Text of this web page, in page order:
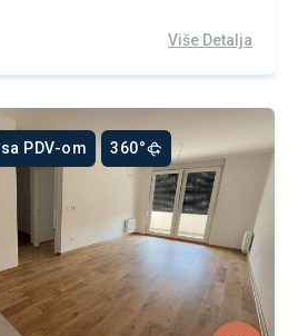
Više Detalja
sa PDV-om 360°